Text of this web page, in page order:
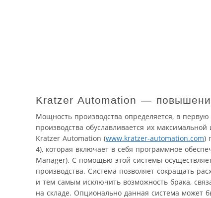
Kratzer Automation —
Мощность производства определяется, в
производства обуславливается их
Kratzer Automation (www.kratzer-automation.com)
4), которая включает в себя программное
Manager). С помощью этой системы
производства. Система позволяет сокращать
и тем самым исключить возможность брака,
на складе. Опционально данная система может